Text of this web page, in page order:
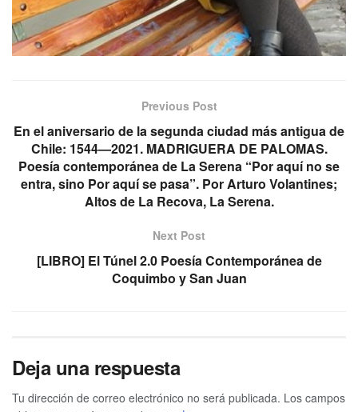
Previous Post
En el aniversario de la segunda ciudad más antigua de
Chile: 1544—2021. MADRIGUERA DE PALOMAS.
Poesía contemporánea de La Serena “Por aquí no se
entra, sino Por aquí se pasa”. Por Arturo Volantines;
Altos de La Recova, La Serena.
Next Post
[LIBRO] El Túnel 2.0 Poesía Contemporánea de
Coquimbo y San Juan
Deja una respuesta
Tu dirección de correo electrónico no será publicada. Los campos